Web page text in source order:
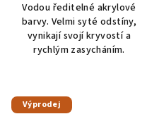
Vodou ředitelné akrylové
barvy. Velmi syté odstíny,
vynikají svojí kryvostí a
rychlým zasycháním.
Výprodej